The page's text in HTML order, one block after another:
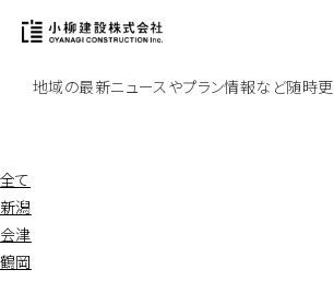
最新情報・お知らせ
地域の最新ニュースやプラン情報など随時
全て
新潟
会津
鶴岡